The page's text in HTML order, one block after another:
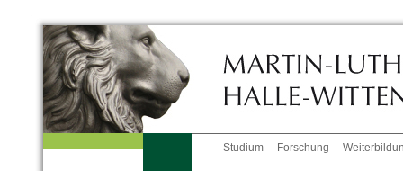
Studium Forschung